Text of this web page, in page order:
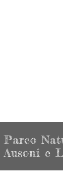
Parco
Ausoni e